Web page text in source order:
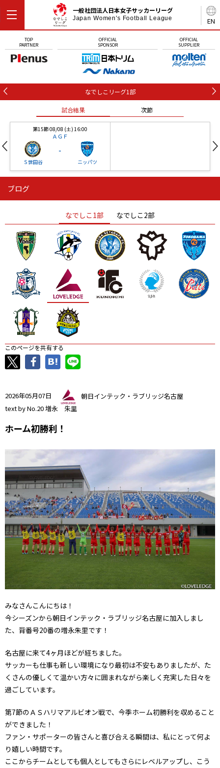
EN
一般社団法人日本女子サッカーリーグ
Japan Women's Football League
TOP
PARTNER
OFFICIAL
SPONSOR
OFFICIAL
SUPPLIER
なでしこリーグ1部
試合結果 次節
第15節 08/08 (土) 16:00
ＡＧＦ
Ｓ世田谷
-
ニッパツ
ニッパツ
ニッパツ 名古屋
石人の星
静岡 愛媛Ｌ
ブログ
なでしこ1部 なでしこ2部
このページを共有する
2026年05月07日
朝日インテック・ラブリッジ名古屋
text by No.20 増永 朱里
ホーム初勝利！
みなさんこんにちは！
今シーズンから朝日インテック・ラブリッジ名古屋に加入しまし
た、背番号20番の増永朱里です！
名古屋に来て4ヶ月ほどが経ちました。
サッカーも仕事も新しい環境になり最初は不安もありましたが、た
くさんの優しくて温かい方々に囲まれながら楽しく充実した日々を
過ごしています。
第7節のＡＳハリマアルビオン戦で、今季ホーム初勝利を収めること
ができました！
ファン・サポーターの皆さんと喜び合える瞬間は、私にとって何よ
り嬉しい時間です。
ここからチームとしても個人としてもさらにレベルアップし、こう